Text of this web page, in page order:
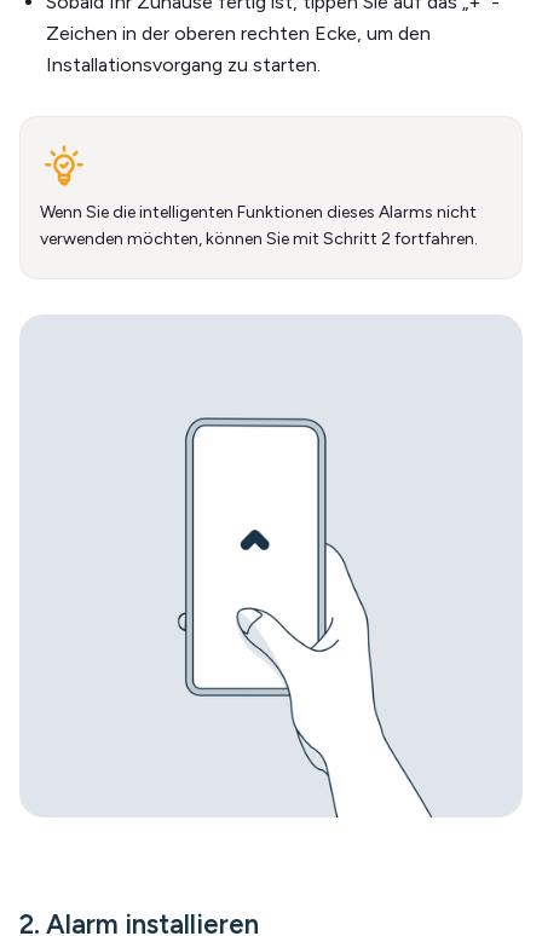
Zeichen in der oberen rechten Ecke, um den
Installationsvorgang zu starten.
Wenn Sie die intelligenten Funktionen dieses Alarms nicht
verwenden möchten, können Sie mit Schritt 2 fortfahren.
2. Alarm installieren